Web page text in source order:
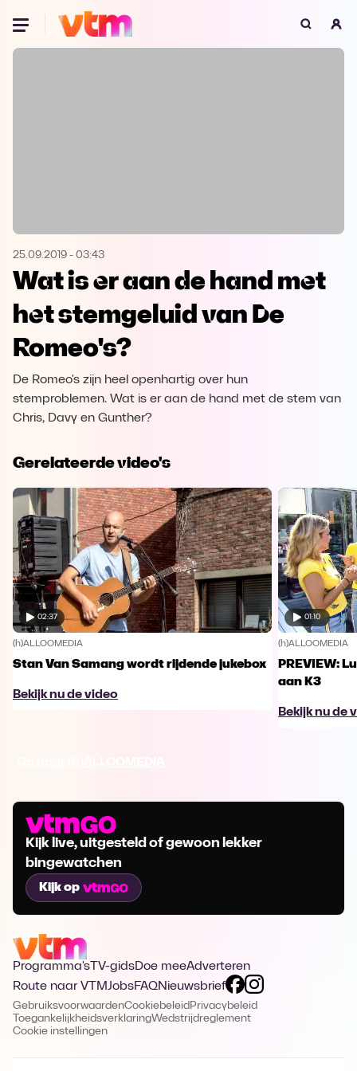
Oeps, browser niet ondersteund
Microsoft Edge Download
Opera Download
25.09.2019 - 03:43
Wat is er aan de hand met
het stemgeluid van De
Romeo's?
De Romeo's zijn heel openhartig over hun
stemproblemen. Wat is er aan de hand met de stem van
Chris, Davy en Gunther?
Gerelateerde video's
02:37
(h)ALLOOMEDIA
Stan Van Samang wordt rijdende jukebox
Bekijk nu de video
01:10
(h)ALLOOMEDIA
PREVIEW:
aan K3
Bekijk nu de
Kijk live, uitgesteld of gewoon lekker
bingewatchen
Kijk op
Programma's TV-gidsDoe meeAdverteren
Route naar VTMJobsFAQNieuwsbrief
GebruiksvoorwaardenCookiebeleid Privacybeleid
ToegankelijkheidsverklaringWedstrijdreglement
Cookie instellingen